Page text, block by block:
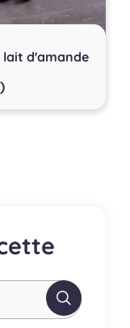
lait d'amande